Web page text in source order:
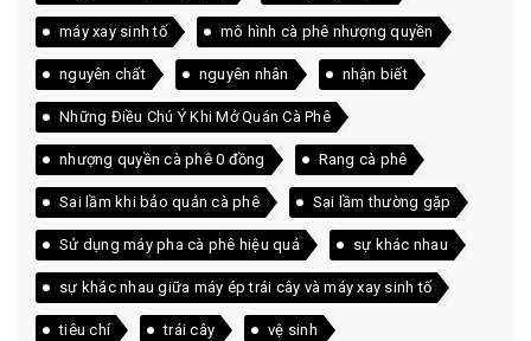
máy xay sinh tố mô hình cà phê nhượng quyền
nguyên chất nguyên nhân nhận biết
Những Điều Chú Ý Khi Mở Quán Cà Phê
nhượng quyền cà phê 0 đồng Rang cà phê
Sai lầm khi bảo quản cà phê Sai lầm thường gặp
Sử dụng máy pha cà phê hiệu quả sự khác nhau
sự khác nhau giữa máy ép trái cây và máy xay sinh tố
tiêu chí trái cây vệ sinh